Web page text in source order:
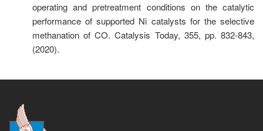
operating and pretreatment conditions on the catalytic
performance of supported Ni catalysts for the selective
methanation of CO. Catalysis Today, 355, pp. 832-843,
(2020).